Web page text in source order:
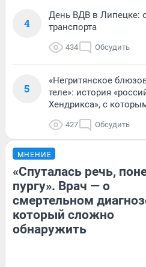
4
День ВДВ в Липецке:
транспорта
434 Обсудить
5
«Негритянское
теле»: история
Хендрикса», с
427 Обсудить
МНЕНИЕ
«Спуталась речь,
пургу». Врач — о
смертельном
который сложно
обнаружить